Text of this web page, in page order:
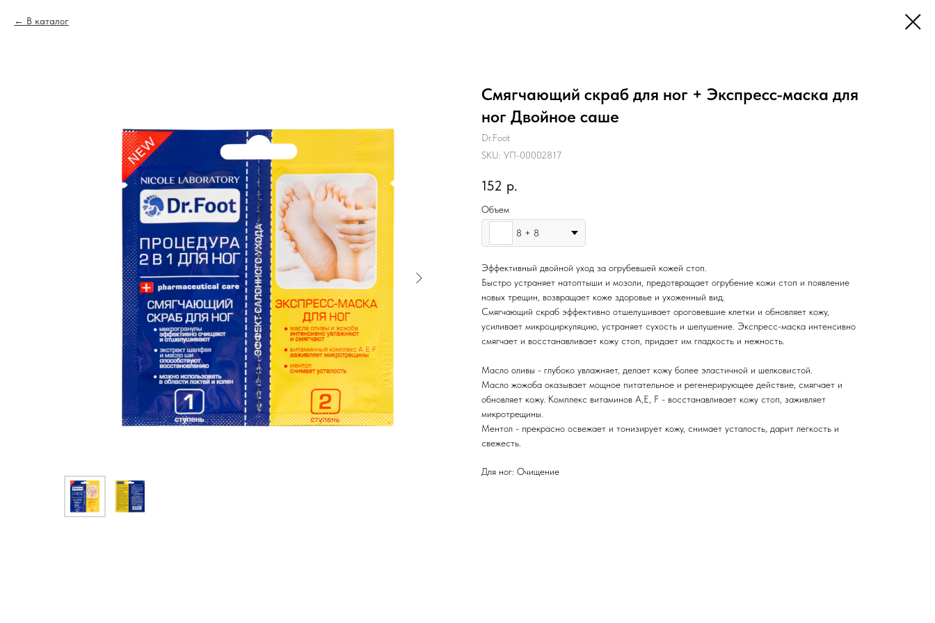
В каталог
Смягчающий скраб для ног + Экспресс-маска для
ног Двойное саше
Dr.Foot
SKU: УП-00002817
152 р.
Объем
8 + 8
Эффективный двойной уход за огрубевшей кожей стоп.
Быстро устраняет натоптыши и мозоли, предотвращает огрубение кожи стоп и появление
новых трещин, возвращает коже здоровье и ухоженный вид.
Смягчающий скраб эффективно отшелушивает ороговевшие клетки и обновляет кожу,
усиливает микроциркуляцию, устраняет сухость и шелушение. Экспресс-маска интенсивно
смягчает и восстанавливает кожу стоп, придает им гладкость и нежность.
Масло оливы - глубоко увлажняет, делает кожу более эластичной и шелковистой.
Масло жожоба оказывает мощное питательное и регенерирующее действие, смягчает и
обновляет кожу. Комплекс витаминов А,Е, F - восстанавливает кожу стоп, заживляет
микротрещины.
Ментол - прекрасно освежает и тонизирует кожу, снимает усталость, дарит легкость и
свежесть.
Для ног: Очищение